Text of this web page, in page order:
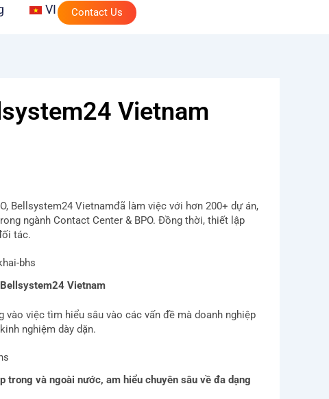
VI Contact Us
Vietnam
Bellsystem24 Vietnamđã làm việc với hơn 200+ dự án,
ngành Contact Center & BPO. Đồng thời, thiết lập
tác.
Vietnam
việc tìm hiểu sâu vào các vấn đề mà doanh nghiệp
nghiệm dày dặn.
và ngoài nước, am hiểu chuyên sâu về đa dạng